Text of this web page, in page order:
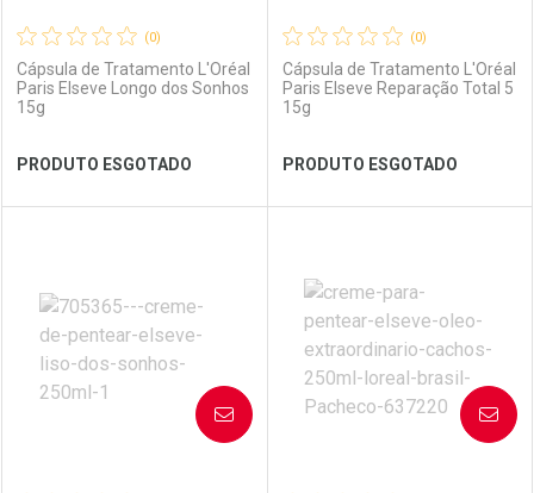
Ver Desconto Convênio Ver Desconto Convênio
(0)
Cápsula de Tratamento L'Oréal
Paris Elseve Longo dos Sonhos
15g
PRODUTO ESGOTADO
Laboratório
Por Menos
(0)
Cápsula de Tratamento L'Oréal
Paris Elseve Reparação Total 5
15g
PRODUTO ESGOTADO
Laboratório
Por Menos
AVISE-ME AVISE-ME